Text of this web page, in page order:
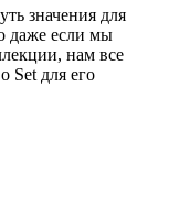
значения для
даже если мы
нам все
Set для его